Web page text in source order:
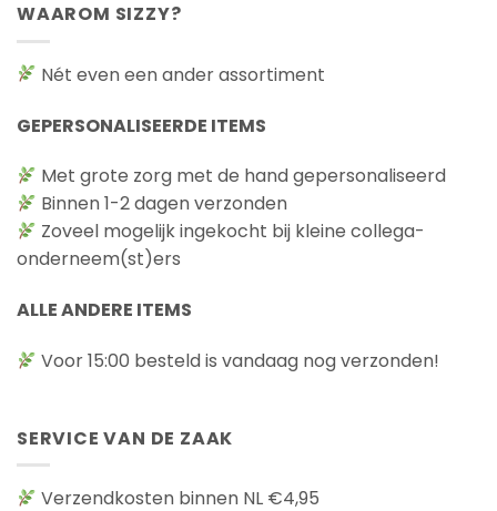
Deze
optie
kan
gekozen
op
productpagina
WAAROM SIZZY?
Nét even een ander assortiment
GEPERSONALISEERDE ITEMS
Met grote zorg met de hand gepersonaliseerd
Binnen 1-2 dagen verzonden
Zoveel mogelijk ingekocht bij kleine collega-
onderneem(st)ers
ALLE ANDERE ITEMS
Voor 15:00 besteld is vandaag nog verzonden!
SERVICE VAN DE ZAAK
Verzendkosten binnen NL €4,95